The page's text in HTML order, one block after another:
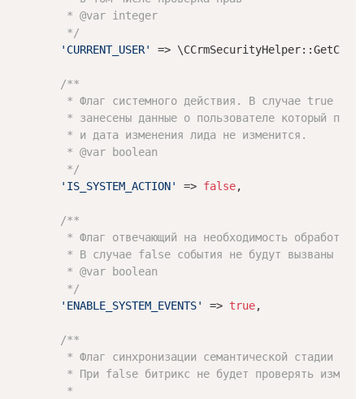
         *
@var integer
         */
'CURRENT_USER'
=>
/**
* Флаг системного действия. В случае true в
* занесены данные о пользователе который
         * и дата изменения лида не изменится.
         *
@var boolean
         */
'IS_SYSTEM_ACTION'
=> false,
/**
* Флаг отвечающий на необходимость обработки
         * В случае false события не будут вызваны
         *
@var boolean
         */
'ENABLE_SYSTEM_EVENTS'
=> true,
/**
* Флаг синхронизации семантической стадии
* При false битрикс не будет проверять
         *